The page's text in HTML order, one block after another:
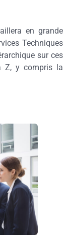
en grande
Techniques
sur ces
Z, y compris la